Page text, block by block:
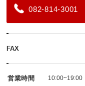
082-814-3001
FAX
営業時間 10:00~19:00